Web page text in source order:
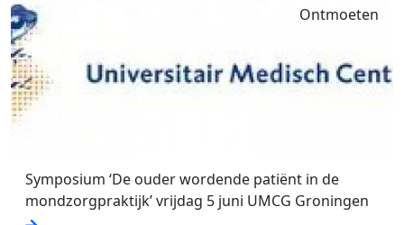
Symposium ‘De ouder wordende patiënt in de
mondzorgpraktijk’ vrijdag 5 juni UMCG Groningen
Ontmoeten